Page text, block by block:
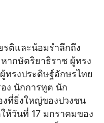
รติและน้อมรำลึกถึง
กษัตริยาธิราช ผู้ทรง
รงประดิษฐ์อักษรไทย
ง นักการทูต นัก
ที่ยิ่งใหญ่ของปวงชน
ห้วันที่ 17 มกราคมของ